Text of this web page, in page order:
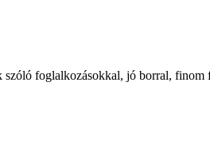
foglalkozásokkal, jó borral,